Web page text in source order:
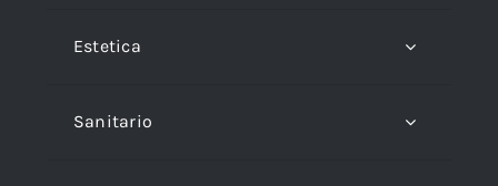
Estetica
Sanitario